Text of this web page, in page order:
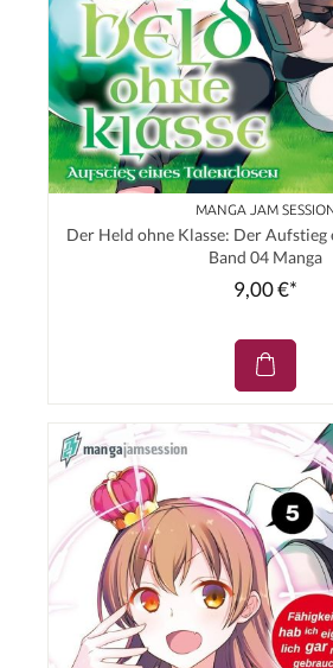
MANGA JAM
Der Held ohne Klasse: Der Aufstieg
Band 04 Manga
9,00 €*